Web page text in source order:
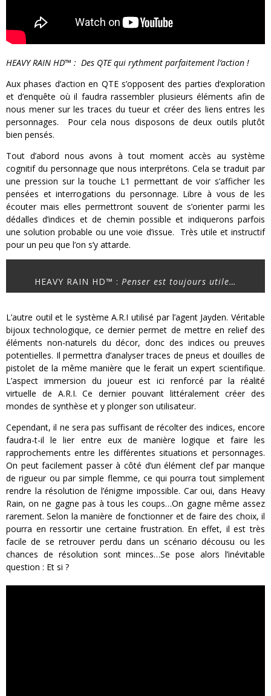
HEAVY RAIN HD™ : Des QTE qui rythment parfaitement l’action !
Aux phases d’action en QTE s’opposent des parties d’exploration
et d’enquête où il faudra rassembler plusieurs éléments afin de
nous mener sur les traces du tueur et créer des liens entres les
personnages. Pour cela nous disposons de deux outils plutôt
bien pensés.
Tout d’abord nous avons à tout moment accès au système
cognitif du personnage que nous interprétons. Cela se traduit par
une pression sur la touche L1 permettant de voir s’afficher les
pensées et interrogations du personnage. Libre à vous de les
écouter mais elles permettront souvent de s’orienter parmi les
dédalles d’indices et de chemin possible et indiquerons parfois
une solution probable ou une voie d’issue. Très utile et instructif
pour un peu que l’on s’y attarde.
HEAVY RAIN HD™ : Penser est toujours utile…
L’autre outil et le système A.R.I utilisé par l’agent Jayden. Véritable
bijoux technologique, ce dernier permet de mettre en relief des
éléments non-naturels du décor, donc des indices ou preuves
potentielles. Il permettra d’analyser traces de pneus et douilles de
pistolet de la même manière que le ferait un expert scientifique.
L’aspect immersion du joueur est ici renforcé par la réalité
virtuelle de A.R.I. Ce dernier pouvant littéralement créer des
mondes de synthèse et y plonger son utilisateur.
Cependant, il ne sera pas suffisant de récolter des indices, encore
faudra-t-il le lier entre eux de manière logique et faire les
rapprochements entre les différentes situations et personnages.
On peut facilement passer à côté d’un élément clef par manque
de rigueur ou par simple flemme, ce qui pourra tout simplement
rendre la résolution de l’énigme impossible. Car oui, dans Heavy
Rain, on ne gagne pas à tous les coups…On gagne même assez
rarement. Selon la manière de fonctionner et de faire des choix, il
pourra en ressortir une certaine frustration. En effet, il est très
facile de se retrouver perdu dans un scénario décousu ou les
chances de résolution sont minces…Se pose alors l’inévitable
question : Et si ?